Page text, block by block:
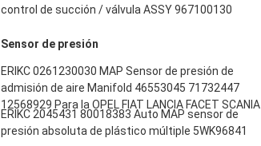
control de succión / válvula ASSY 967100130
Sensor de presión
ERIKC 0261230030 MAP Sensor de presión de
admisión de aire Manifold 46553045 71732447
12568929 Para la OPEL FIAT LANCIA FACET SCANIA
ERIKC 2045431 80018383 Auto MAP sensor de
presión absoluta de plástico múltiple 5WK96841